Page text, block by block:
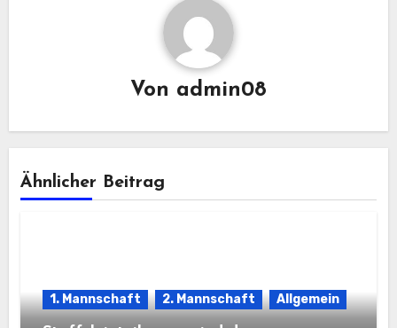
Von admin08
Ähnlicher Beitrag
1. Mannschaft 2. Mannschaft Allgemein